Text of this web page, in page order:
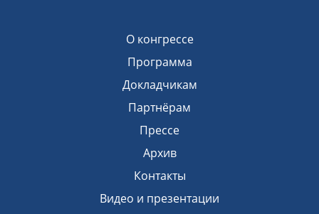
О конгрессе
Программа
Докладчикам
Партнёрам
Прессе
Архив
Контакты
Видео и презентации